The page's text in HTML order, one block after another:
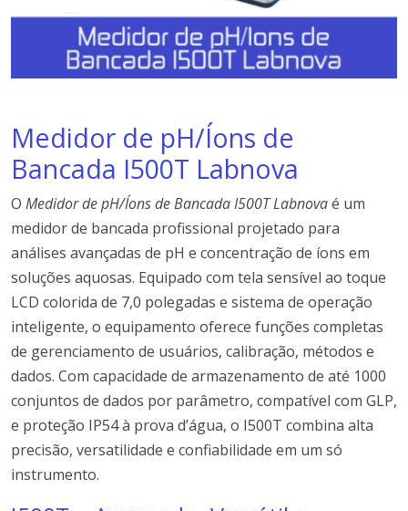
Medidor de pH/Íons de
Bancada I500T Labnova
O Medidor de pH/Íons de Bancada I500T Labnovaé um
medidor de bancada profissional projetado para
análises avançadas de pH e concentração de íons em
soluções aquosas. Equipado com tela sensível ao toque
LCD colorida de 7,0 polegadas e sistema de operação
inteligente, o equipamento oferece funções completas
de gerenciamento de usuários, calibração, métodos e
dados. Com capacidade de armazenamento de até 1000
conjuntos de dados por parâmetro, compatível com GLP,
e proteção IP54 à prova d’água, o I500T combina alta
precisão, versatilidade e confiabilidade em um só
instrumento.